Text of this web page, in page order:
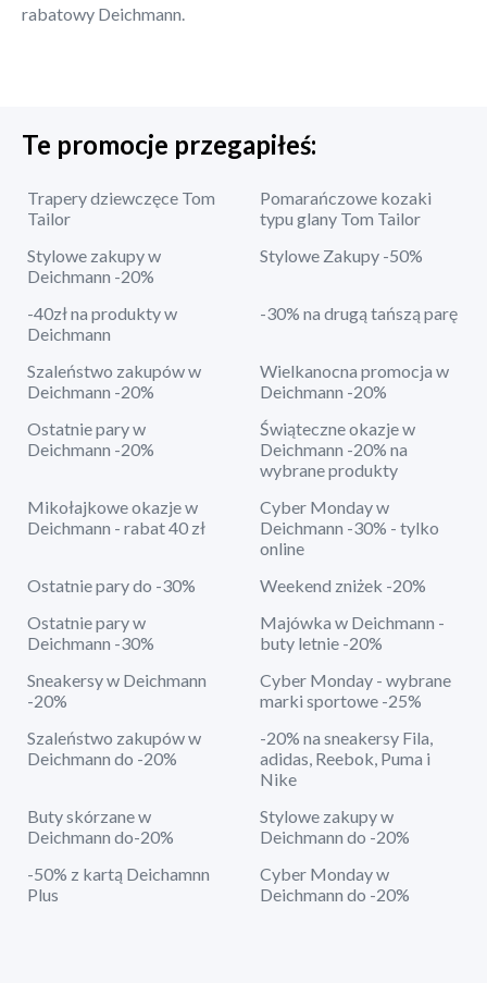
rabatowy Deichmann.
Te promocje przegapiłeś:
Trapery dziewczęce Tom
Tailor
Pomarańczowe kozaki
typu glany Tom Tailor
Stylowe zakupy w
Deichmann -20%
Stylowe Zakupy -50%
-40zł na produkty w
Deichmann
-30% na drugą tańszą parę
Szaleństwo zakupów w
Deichmann -20%
Wielkanocna promocja w
Deichmann -20%
Ostatnie pary w
Deichmann -20%
Świąteczne okazje w
Deichmann -20% na
wybrane produkty
Mikołajkowe okazje w
Deichmann - rabat 40 zł
Cyber Monday w
Deichmann -30% - tylko
online
Ostatnie pary do -30%
Weekend zniżek -20%
Ostatnie pary w
Deichmann -30%
Majówka w Deichmann -
buty letnie -20%
Sneakersy w Deichmann
-20%
Cyber Monday - wybrane
marki sportowe -25%
Szaleństwo zakupów w
Deichmann do -20%
-20% na sneakersy Fila,
adidas, Reebok, Puma i
Nike
Buty skórzane w
Deichmann do-20%
Stylowe zakupy w
Deichmann do -20%
-50% z kartą Deichamnn
Plus
Cyber Monday w
Deichmann do -20%